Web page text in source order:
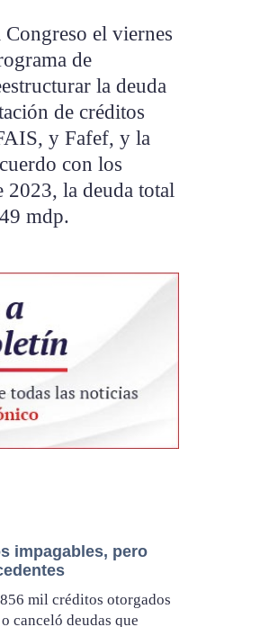
el viernes
de
la deuda
de créditos
y Fafef, y la
con los
2023, la deuda total
mdp.
impagables, pero
mil créditos otorgados
canceló deudas que